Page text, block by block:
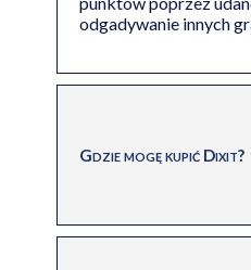
odgadywanie innych
Gdzie mogę kupić Dixit?